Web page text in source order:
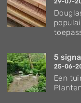
5
25-06-
Een